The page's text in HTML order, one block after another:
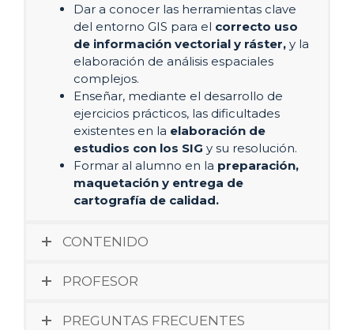
Dar a conocer las herramientas clave
del entorno GIS para el correcto uso
de información vectorial y ráster, y la
elaboración de análisis espaciales
complejos.
Enseñar, mediante el desarrollo de
ejercicios prácticos, las dificultades
existentes en la elaboración de
estudios con los SIG y su resolución.
Formar al alumno en la preparación,
maquetación y entrega de
cartografía de calidad.
CONTENIDO
PROFESOR
PREGUNTAS FRECUENTES